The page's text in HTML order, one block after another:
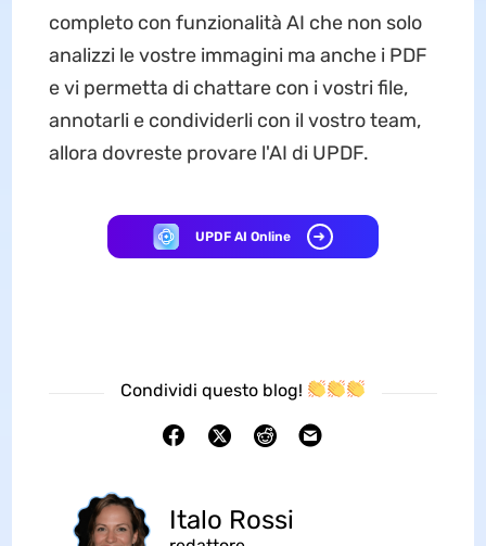
completo con funzionalità AI che non solo
analizzi le vostre immagini ma anche i PDF
e vi permetta di chattare con i vostri file,
annotarli e condividerli con il vostro team,
allora dovreste provare l'AI di UPDF.
UPDF AI Online
Condividi questo blog!
Italo Rossi